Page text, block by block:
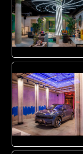
JPG
JPG